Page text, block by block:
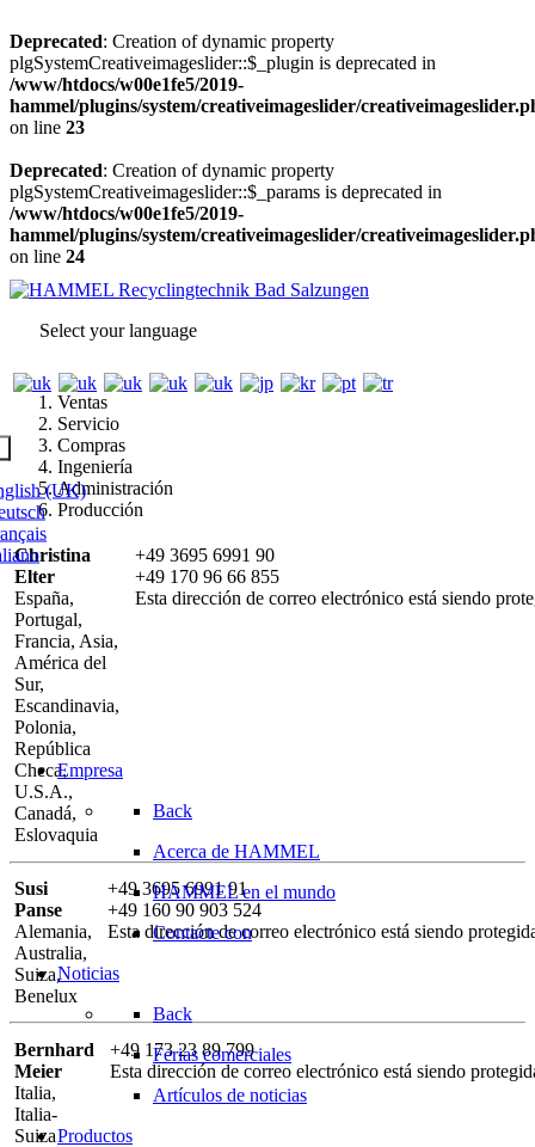
Deprecated: Creation of dynamic property
plgSystemCreativeimageslider::$_plugin is deprecated in
/www/htdocs/w00e1fe5/2019-
hammel/plugins/system/creativeimageslider/
on line 23
Deprecated: Creation of dynamic property
plgSystemCreativeimageslider::$_params is deprecated in
/www/htdocs/w00e1fe5/2019-
hammel/plugins/system/creativeimageslider/
on line 24
Empresa
Back
Acerca de HAMMEL
HAMMEL en el mundo
Contacte con
Noticias
Back
Ferias comerciales
Artículos de noticias
Productos
Select your language
(UK)
Ventas
Servicio
Compras
Ingeniería
Administración
Producción
Christina
Elter
España,
Portugal,
Francia, Asia,
América del
Sur,
Escandinavia,
Polonia,
República
Checa,
U.S.A.,
Canadá,
Eslovaquia
+49 3695 6991 90
+49 170 96 66 855
Esta dirección de correo electrónico está siendo
Susi
Panse
Alemania,
Australia,
Suiza,
Benelux
+49 3695 6991 91
+49 160 90 903 524
Esta dirección de correo electrónico está siendo
Bernhard
Meier
Italia,
Italia-
Suiza
+49 173 23 89 799
Esta dirección de correo electrónico está siendo